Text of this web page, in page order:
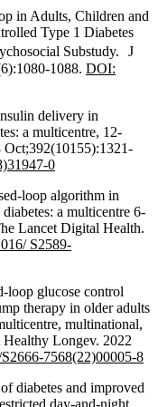
in Adults, Children and
Type 1 Diabetes
Substudy. J
1088. DOI:
delivery in
a multicentre, 12-
Oct;392(10155):1321-
0
loop algorithm in
a multicentre 6-
Lancet Digital Health.
S2589-
loop glucose control
therapy in older adults
multinational,
Healthy Longev. 2022
7568(22)00005-8
diabetes and improved
day-and-night